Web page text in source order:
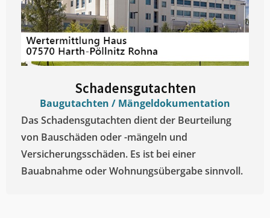
Schadensgutachten
Baugutachten / Mängeldokumentation
Das Schadensgutachten dient der Beurteilung
von Bauschäden oder -mängeln und
Versicherungsschäden. Es ist bei einer
Bauabnahme oder Wohnungsübergabe sinnvoll.